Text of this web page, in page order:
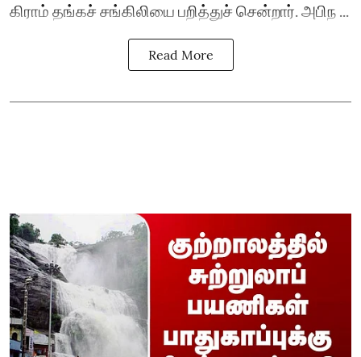
கிராம் தங்கச் சங்கிலியை பறித்துச் சென்றார். அபிந ...
Read More